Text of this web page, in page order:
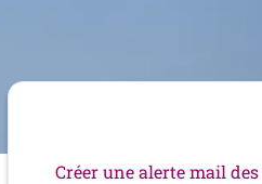
Créer une alerte mail des